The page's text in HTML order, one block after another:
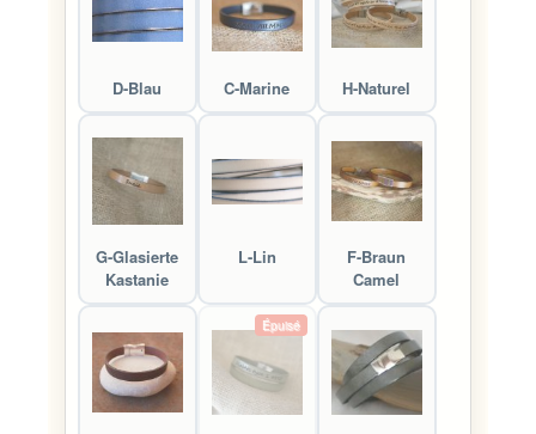
D-Blau C-Marine H-Naturel
G-Glasierte
Kastanie
L-Lin
F-Braun
Camel
Épuisé